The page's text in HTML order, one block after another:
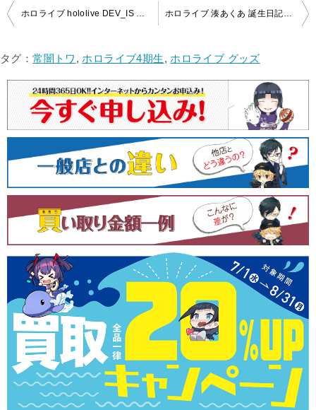
投
ナ
シ
ョ
タグ：常闇トワ , ホロライブ4期生, ホロライブ グッズ